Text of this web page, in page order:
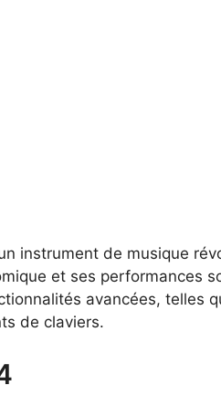
instrument de musique
et ses performances
avancées, telles
de claviers.